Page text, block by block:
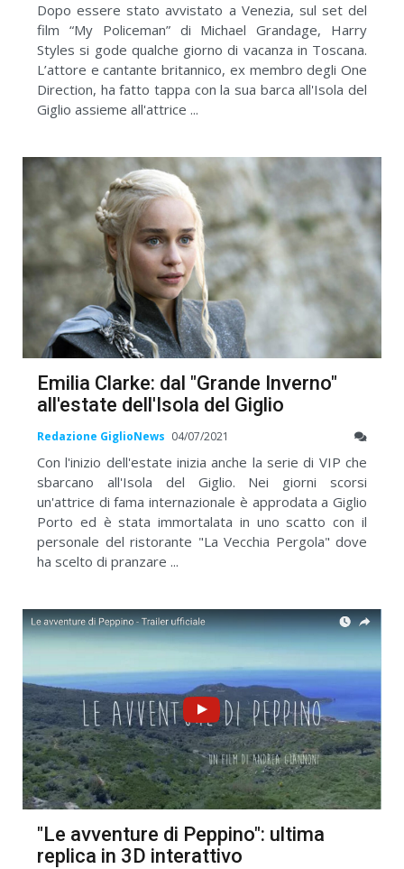
Dopo essere stato avvistato a Venezia, sul set del
film “My Policeman” di Michael Grandage, Harry
Styles si gode qualche giorno di vacanza in Toscana.
L’attore e cantante britannico, ex membro degli One
Direction, ha fatto tappa con la sua barca all'Isola del
Giglio assieme all'attrice ...
Emilia Clarke: dal "Grande Inverno"
all'estate dell'Isola del Giglio
Redazione GiglioNews 04/07/2021
Con l'inizio dell'estate inizia anche la serie di VIP che
sbarcano all'Isola del Giglio. Nei giorni scorsi
un'attrice di fama internazionale è approdata a Giglio
Porto ed è stata immortalata in uno scatto con il
personale del ristorante "La Vecchia Pergola" dove
ha scelto di pranzare ...
"Le avventure di Peppino": ultima
replica in 3D interattivo